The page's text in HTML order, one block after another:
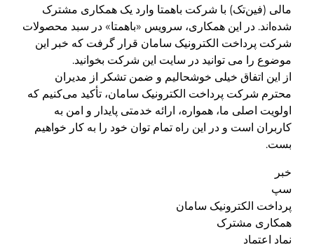
مالی (فین‌تک) با شرکت باهمتا وارد یک همکاری مشترک
شده‌اند. در این همکاری، سرویس «باهمتا» در سبد محصولات
شرکت پرداخت الکترونیک سامان قرار گرفت که خبر این
موضوع را می توانید در سایت این شرکت بخوانید.
از این اتفاق خیلی خوشحالیم و ضمن تشکر از مدیران
محترم شرکت پرداخت الکترونیک سامان، تأکید می‌کنیم که
اولویت اصلی ما، همواره، ارائه خدمتی پایدار و امن به
کاربران است و در این راه تمام توان خود را به کار خواهیم
بست.
خبر
سپ
پرداخت الکترونیک سامان
همکاری مشترک
نماد اعتماد